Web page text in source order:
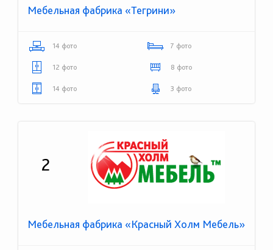
Мебельная фабрика «Тегрини»
14 фото 7 фото
12 фото 8 фото
14 фото 3 фото
2
Мебельная фабрика «Красный Холм Мебель»